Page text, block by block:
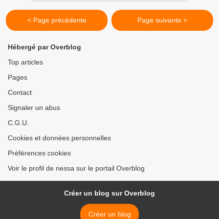
< Page précédente Page suivante >
Hébergé par Overblog
Top articles
Pages
Contact
Signaler un abus
C.G.U.
Cookies et données personnelles
Préférences cookies
Voir le profil de nessa sur le portail Overblog
Créer un blog sur Overblog
Créer un blog